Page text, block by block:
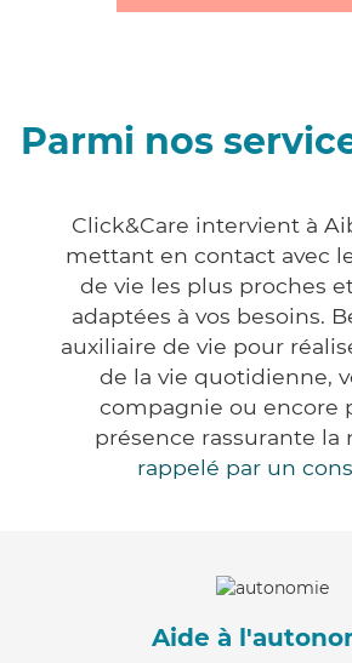
Parmi nos
Click&Care intervient à
mettant en contact avec
de vie les plus proches
adaptées à vos besoins.
auxiliaire de vie pour
de la vie quotidienne,
compagnie ou encore
présence rassurante la
rappelé par un
Aide à